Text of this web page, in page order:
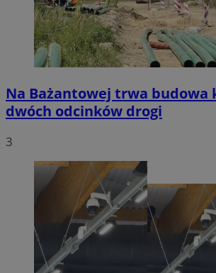
Na Bażantowej trwa budowa
dwóch odcinków drogi
3